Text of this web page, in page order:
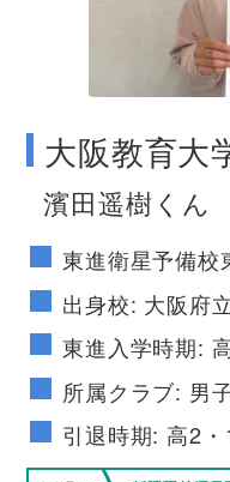
大阪教育大
濱田遥樹くん
東進衛星予備校
出身校: 大阪府
東進入学時期:
所属クラブ: 男
引退時期: 高2・